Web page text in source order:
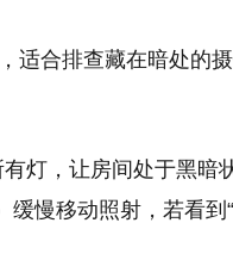
适合排查藏在暗处的
灯，让房间处于黑暗
慢移动照射，若看到